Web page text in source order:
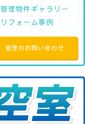
管理物件ギャラリー
リフォーム事例
管理のお問い合わせ